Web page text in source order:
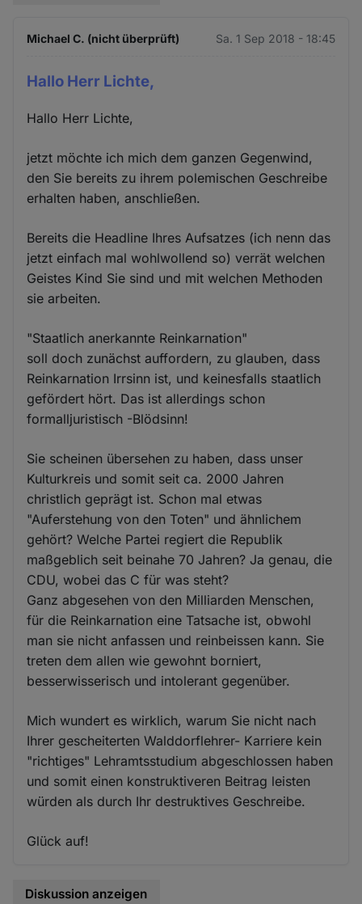
Michael C. (nicht überprüft) Sa. 1 Sep 2018 - 18:45
Hallo Herr Lichte,
Hallo Herr Lichte,
jetzt möchte ich mich dem ganzen Gegenwind,
den Sie bereits zu ihrem polemischen Geschreibe
erhalten haben, anschließen.
Bereits die Headline Ihres Aufsatzes (ich nenn das
jetzt einfach mal wohlwollend so) verrät welchen
Geistes Kind Sie sind und mit welchen Methoden
sie arbeiten.
"Staatlich anerkannte Reinkarnation"
soll doch zunächst auffordern, zu glauben, dass
Reinkarnation Irrsinn ist, und keinesfalls staatlich
gefördert hört. Das ist allerdings schon
formalljuristisch -Blödsinn!
Sie scheinen übersehen zu haben, dass unser
Kulturkreis und somit seit ca. 2000 Jahren
christlich geprägt ist. Schon mal etwas
"Auferstehung von den Toten" und ähnlichem
gehört? Welche Partei regiert die Republik
maßgeblich seit beinahe 70 Jahren? Ja genau, die
CDU, wobei das C für was steht?
Ganz abgesehen von den Milliarden Menschen,
für die Reinkarnation eine Tatsache ist, obwohl
man sie nicht anfassen und reinbeissen kann. Sie
treten dem allen wie gewohnt borniert,
besserwisserisch und intolerant gegenüber.
Mich wundert es wirklich, warum Sie nicht nach
Ihrer gescheiterten Walddorflehrer- Karriere kein
"richtiges" Lehramtsstudium abgeschlossen haben
und somit einen konstruktiveren Beitrag leisten
würden als durch Ihr destruktives Geschreibe.
Glück auf!
Diskussion anzeigen